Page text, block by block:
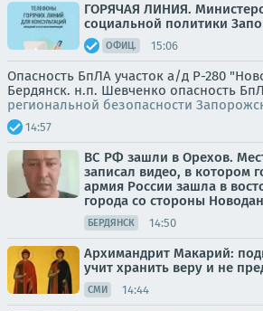
ГОРЯЧАЯ ЛИНИЯ.
социальной политики
ОФИЦ. 15:06
Опасность БпЛА участок а/д Р-280
Бердянск. н.п. Шевченко опасность
региональной безопасности
14:57
ВС РФ зашли в Орехов.
записал видео, в котором
армия России зашла в
города со стороны
БЕРДЯНСК 14:50
Архимандрит Макарий:
учит хранить веру и не
СМИ 14:44